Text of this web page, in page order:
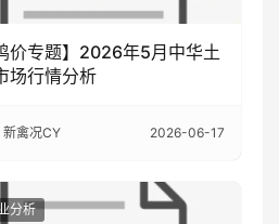
价专题】2026年5月中华土
场行情分析
新禽况CY 2026-06-17
分析